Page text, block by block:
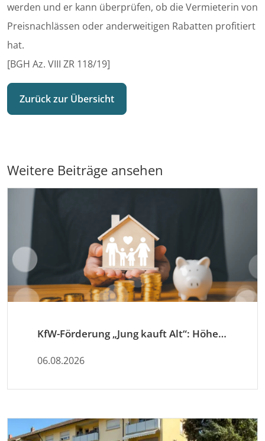
werden und er kann überprüfen, ob die Vermieterin von
Preisnachlässen oder anderweitigen Rabatten profitiert
hat.
[BGH Az. VIII ZR 118/19]
Zurück zur Übersicht
Weitere Beiträge ansehen
KfW-Förderung „Jung kauft Alt“: Höhere Kredite ab August 2026
06.08.2026